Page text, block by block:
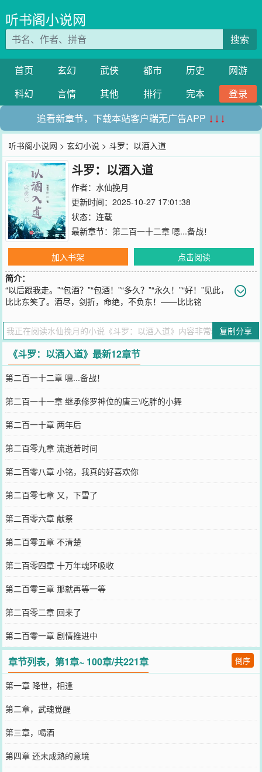
听书阁小说网
搜索
首页 玄幻 武侠 都市 历史
网游
科幻
言情 其他 排行 完本
登录
追看新章节，下载本站客户端无广告APP ↓↓↓
听书阁小说网 >玄幻小说 > 斗罗：以酒入道
斗罗：以酒入道
作者： 水仙挽月
更新时间：2025-10-27 17:01:38
状态：连载
最新章节： 第二百一十二章 嗯...备战！
加入书架
点击阅读
简介：
“以后跟我走。”“包酒？”“包酒！”“多久？”“永久！”“好！”见此，
比比东笑了。酒尽，剑折，命绝，不负东！——比比铭
博微信里的朋友推荐哦！
复制分享
《斗罗：以酒入道》最新12章节
第二百一十二章 嗯...备战！
第二百一十一章 继承修罗神位的唐三\吃胖的小舞
第二百一十章 两年后
第二百零九章 流逝着时间
第二百零八章 小铭，我真的好喜欢你
第二百零七章 又，下雪了
第二百零六章 献祭
第二百零五章 不清楚
第二百零四章 十万年魂环吸收
第二百零三章 那就再等一等
第二百零二章 回来了
第二百零一章 剧情推进中
章节列表，第1章~ 100章/共221章 倒序
第一章 降世，相逢
第二章，武魂觉醒
第三章，喝酒
第四章 还未成熟的意境